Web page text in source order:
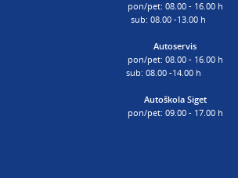
pon/pet: 08.00 - 16.00 h
sub: 08.00 -13.00 h
Autoservis
pon/pet: 08.00 - 16.00 h
sub: 08.00 -14.00 h
Autoškola Siget
pon/pet: 09.00 - 17.00 h